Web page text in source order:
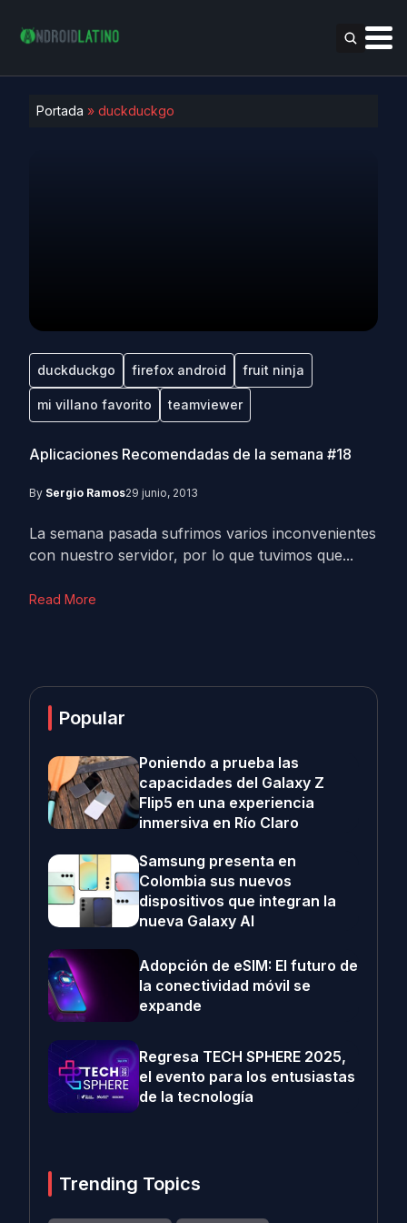
Portada » duckduckgo
duckduckgo firefox android fruit ninja
mi villano favorito teamviewer
Aplicaciones Recomendadas de la semana #18
By Sergio Ramos29 junio, 2013
La semana pasada sufrimos varios inconvenientes
con nuestro servidor, por lo que tuvimos que...
Read More
Popular
Poniendo a prueba las
capacidades del Galaxy Z
Flip5 en una experiencia
inmersiva en Río Claro
Samsung presenta en
Colombia sus nuevos
dispositivos que integran la
nueva Galaxy AI
Adopción de eSIM: El futuro de
la conectividad móvil se
expande
Regresa TECH SPHERE 2025,
el evento para los entusiastas
de la tecnología
Trending Topics